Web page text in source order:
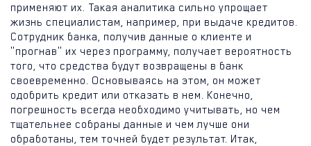
применяют их. Такая аналитика сильно упрощает
жизнь специалистам, например, при выдаче кредитов.
Сотрудник банка, получив данные о клиенте и
"прогнав" их через программу, получает вероятность
того, что средства будут возвращены в банк
своевременно. Основываясь на этом, он может
одобрить кредит или отказать в нем. Конечно,
погрешность всегда необходимо учитывать, но чем
тщательнее собраны данные и чем лучше они
обработаны, тем точней будет результат. Итак,